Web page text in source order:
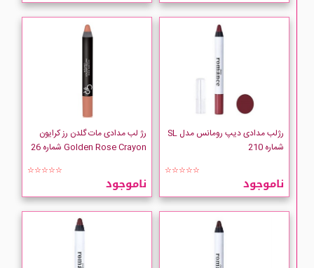
رژلب مدادی دیپ رومانس مدل SL
شماره 210
☆☆☆☆☆
ناموجود
رژ لب مدادی مات گلدن رز کرایون
Golden Rose Crayon شماره 26
☆☆☆☆☆
ناموجود